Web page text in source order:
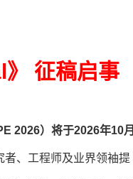
征稿启事
2026）将于2026年10月
、工程师及业界领袖提